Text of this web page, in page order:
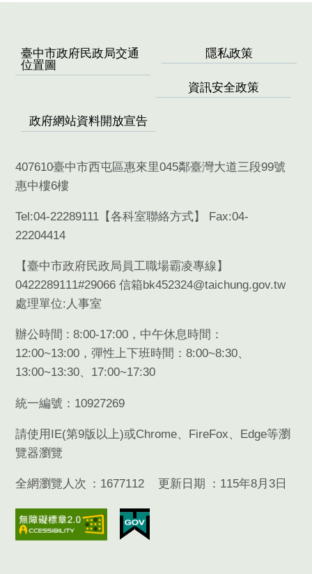
臺中市政府民政局交通
位置圖
隱私政策
資訊安全政策
政府網站資料開放宣告
407610臺中市西屯區惠來里045鄰臺灣大道三段99號
惠中樓6樓
Tel:04-22289111【各科室聯絡方式】 Fax:04-
22204414
【臺中市政府民政局員工職場霸凌專線】
0422289111#29066 信箱bk452324@taichung.gov.tw
處理單位:人事室
辦公時間 : 8:00-17:00，中午休息時間：
12:00~13:00，彈性上下班時間：8:00~8:30、
13:00~13:30、17:00~17:30
統一編號：10927269
請使用 IE(第9版以上)或Chrome、 FireFox Edge等瀏
覽器瀏覽
全網瀏覽人次 1677112 更新日期 115年8月3日